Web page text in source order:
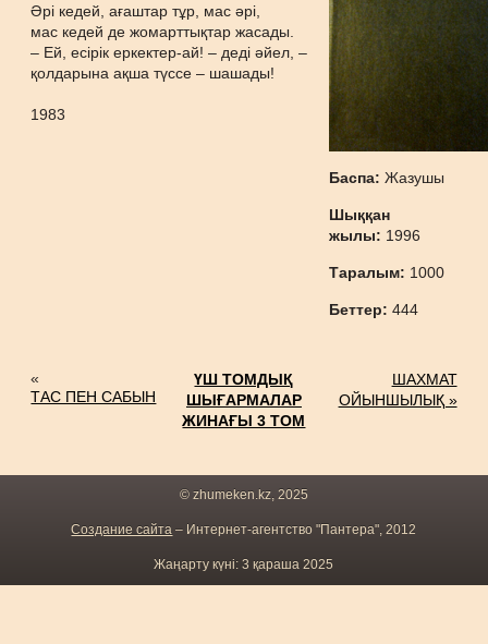
Әрі кедей, ағаштар тұр, мас әрі,
мас кедей де жомарттықтар жасады.
– Ей, есірік еркектер-ай! – деді әйел, –
қолдарына ақша түссе – шашады!
1983
Баспа:Жазушы
Шыққан
жылы: 1996
Таралым: 1000
Беттер:444
«
ТАС ПЕН САБЫН
ҮШ ТОМДЫҚ
ШЫҒАРМАЛАР
ЖИНАҒЫ 3 ТОМ
ШАХМАТ
ОЙЫНШЫЛЫҚ »
© zhumeken.kz, 2025
Создание сайта – Интернет-агентство "Пантера", 2012
Жаңарту күні: 3 қараша 2025